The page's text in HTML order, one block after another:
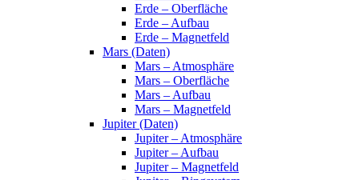
Erde – Oberfläche
Erde – Aufbau
Erde – Magnetfeld
Mars (Daten)
Mars – Atmosphäre
Mars – Oberfläche
Mars – Aufbau
Mars – Magnetfeld
Jupiter (Daten)
Jupiter – Atmosphäre
Jupiter – Aufbau
Jupiter – Magnetfeld